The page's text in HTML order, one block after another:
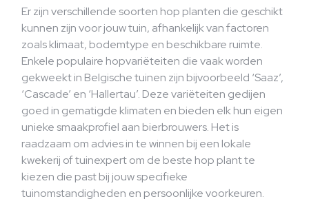
Er zijn verschillende soorten hop planten die geschikt
kunnen zijn voor jouw tuin, afhankelijk van factoren
zoals klimaat, bodemtype en beschikbare ruimte.
Enkele populaire hopvariëteiten die vaak worden
gekweekt in Belgische tuinen zijn bijvoorbeeld ‘Saaz’,
‘Cascade’ en ‘Hallertau’. Deze variëteiten gedijen
goed in gematigde klimaten en bieden elk hun eigen
unieke smaakprofiel aan bierbrouwers. Het is
raadzaam om advies in te winnen bij een lokale
kwekerij of tuinexpert om de beste hop plant te
kiezen die past bij jouw specifieke
tuinomstandigheden en persoonlijke voorkeuren.